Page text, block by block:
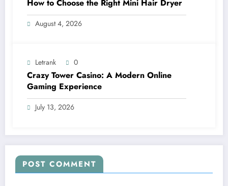
How to Choose the Right Mini Hair Dryer
August 4, 2026
Letrank 0
Crazy Tower Casino: A Modern Online
Gaming Experience
July 13, 2026
POST COMMENT